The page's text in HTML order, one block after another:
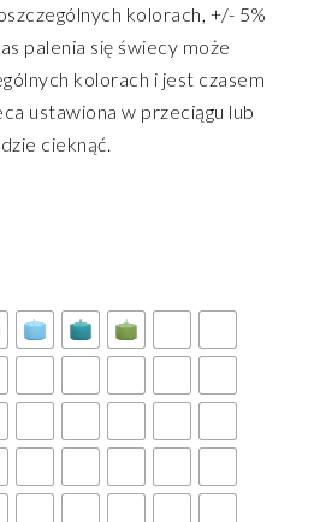
kolorach, +/- 5%
palenia się świecy może
kolorach i jest czasem
ustawiona w przeciągu lub
cieknąć.